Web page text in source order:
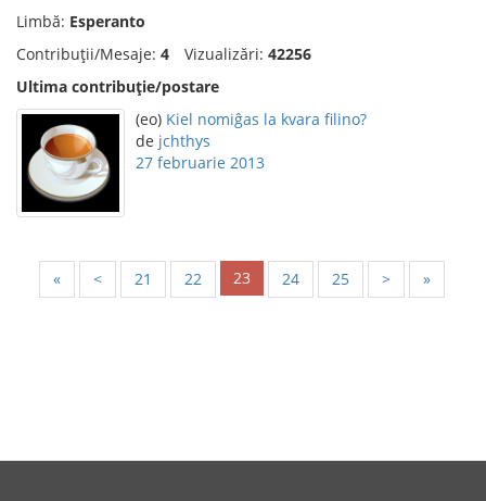
Limbă: Esperanto
Contribuții/Mesaje: 4 Vizualizări: 42256
Ultima contribuție/postare
(eo) Kiel nomiĝas la kvara filino?
de jchthys
27 februarie 2013
« < 21 22 23 24 25 > »